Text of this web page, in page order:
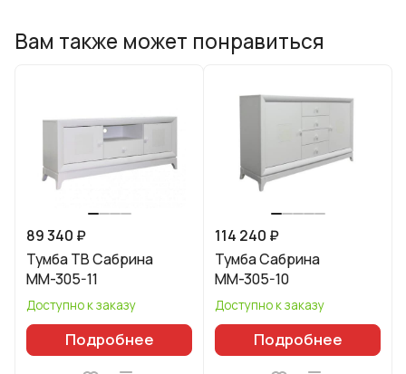
Вам также может понравиться
89 340 ₽
Тумба ТВ Сабрина
ММ-305-11
Доступно к заказу
Подробнее
114 240 ₽
Тумба Сабрина
ММ-305-10
Доступно к заказу
Подробнее